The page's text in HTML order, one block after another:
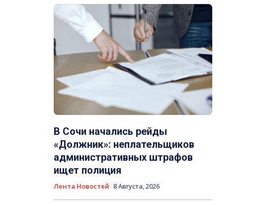
В Сочи начались рейды
«Должник»: неплательщиков
административных штрафов
ищет полиция
Лента Новостей 8 Августа, 2026